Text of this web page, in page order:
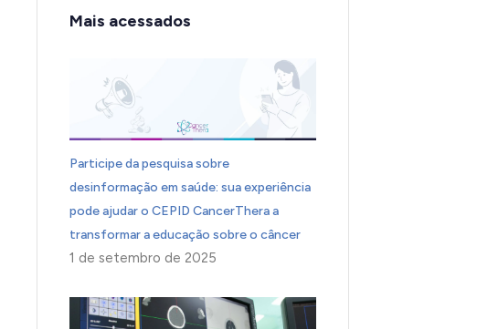
Mais acessados
Participe da pesquisa sobre
desinformação em saúde: sua experiência
pode ajudar o CEPID CancerThera a
transformar a educação sobre o câncer
1 de setembro de 2025